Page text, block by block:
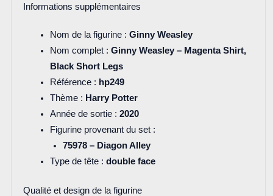
Informations supplémentaires
Nom de la figurine : Ginny Weasley
Nom complet : Ginny Weasley – Magenta Shirt,
Black Short Legs
Référence : hp249
Thème : Harry Potter
Année de sortie : 2020
Figurine provenant du set :
75978 – Diagon Alley
Type de tête : double face
Qualité et design de la figurine